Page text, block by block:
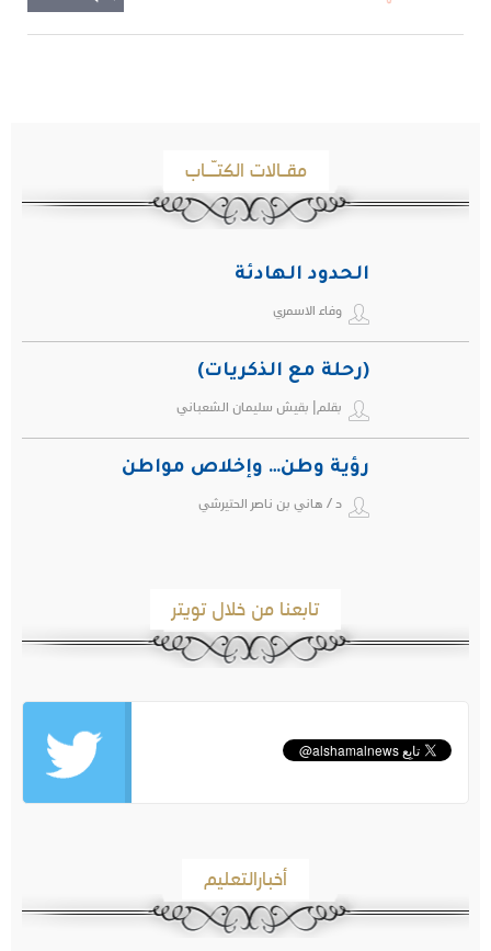
مقـالات الكتـّـاب
الحدود الهادئة
وفاء الاسمري
(رحلة مع الذكريات)
بقلم| بقيش سليمان الشعباني
رؤية وطن… وإخلاص مواطن
د / هاني بن ناصر الحتيرشي
تابعنا من خلال تويتر
أخبارالتعليم